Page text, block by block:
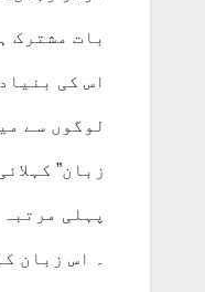
بات مشترک
اس کی
لوگوں سے
زبان”
۔ اس زبان